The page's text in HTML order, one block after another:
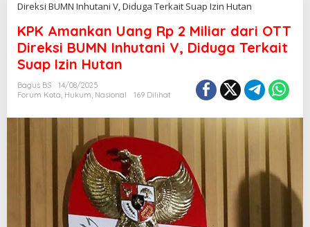
Direksi BUMN Inhutani V, Diduga Terkait Suap Izin Hutan
KPK Amankan Uang Rp 2 Miliar dari OTT
Direksi BUMN Inhutani V, Diduga Terkait
Suap Izin Hutan
Bagus BS
14/08/2025
Forum Kota, Hukum, Nasional 169 Dilihat